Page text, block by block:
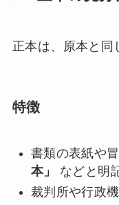
正本は、原本と同
特徴
書類の表紙や
本」
などと明
裁判所や行政